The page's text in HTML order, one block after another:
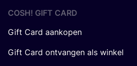
COSH! GIFT CARD
Gift Card aankopen
Gift Card ontvangen als winkel